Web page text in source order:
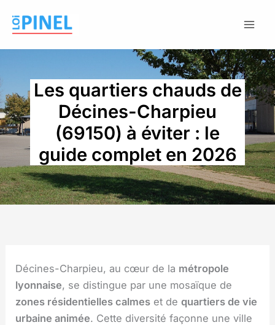
Les quartiers chauds de
Décines-Charpieu
(69150) à éviter : le
guide complet en 2026
Décines-Charpieu, au cœur de la métropole
lyonnaise, se distingue par une mosaïque de
zones résidentielles calmes et dequartiers de vie
urbaine animée. Cette diversité façonne une ville